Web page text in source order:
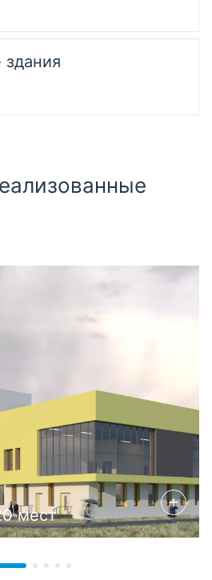
мест